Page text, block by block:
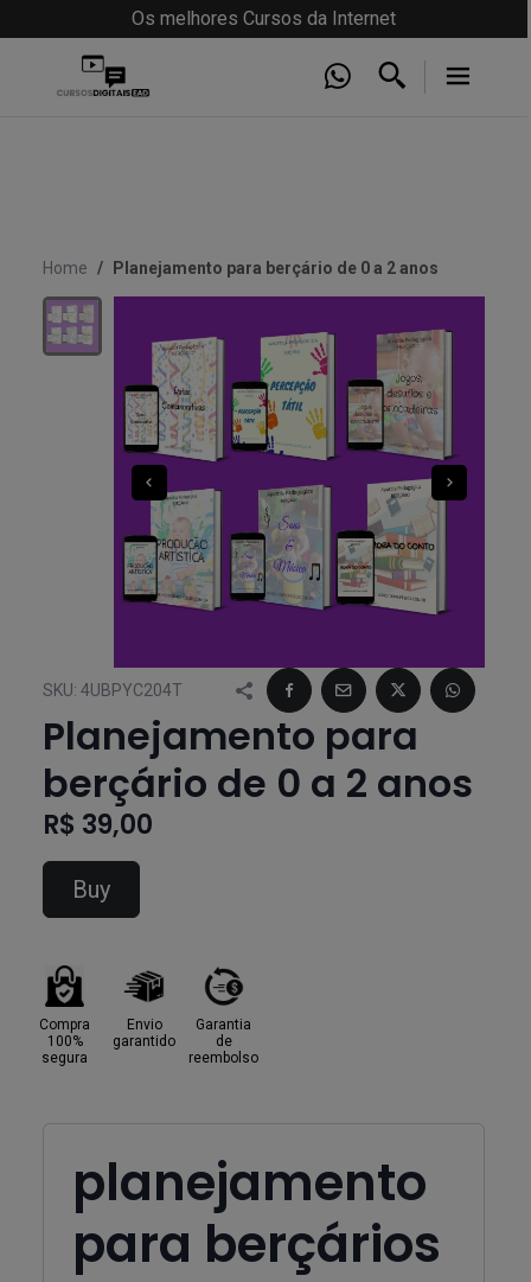
Os melhores Cursos da Internet
Home Planejamento para berçário de 0 a 2 anos
SKU: 4UBPYC204T
Planejamento para
berçário de 0 a 2 anos
R$ 39,00
Buy
Compra
100%
segura
Envio
garantido
Garantia
de
reembolso
planejamento
para berçários